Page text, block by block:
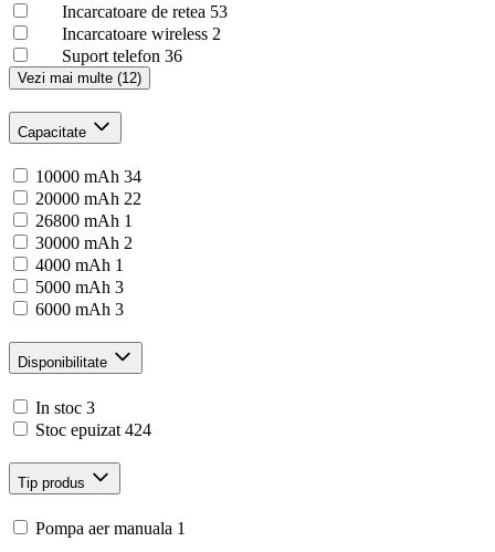
Incarcatoare de retea 53
Incarcatoare wireless 2
Suport telefon 36
Vezi mai multe (12)
Capacitate
10000 mAh 34
20000 mAh 22
26800 mAh 1
30000 mAh 2
4000 mAh 1
5000 mAh 3
6000 mAh 3
Disponibilitate
In stoc 3
Stoc epuizat 424
Tip produs
Pompa aer manuala 1